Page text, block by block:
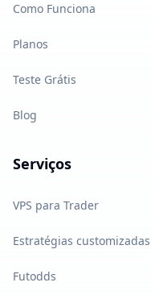
Como Funciona
Planos
Teste Grátis
Blog
Serviços
VPS para Trader
Estratégias customizadas
Futodds